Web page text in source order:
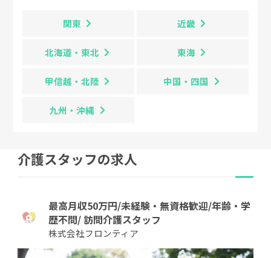
関東 近畿
北海道・東北 東海
甲信越・北陸 中国・四国
九州・沖縄
介護スタッフの求人
最高月収50万円/未経験・無資格歓迎/年齢・学
歴不問/ 訪問介護スタッフ
株式会社フロンティア